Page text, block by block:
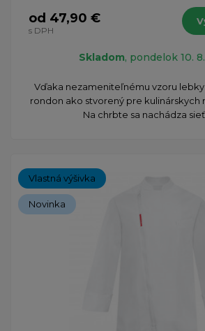
od 47,90 €
s DPH
Skladom, pondelok 10.
​Vďaka nezameniteľnému vzoru lebky
rondon ako stvorený pre kulinárskych
Na chrbte sa nachádza
Vlastná výšivka
Novinka